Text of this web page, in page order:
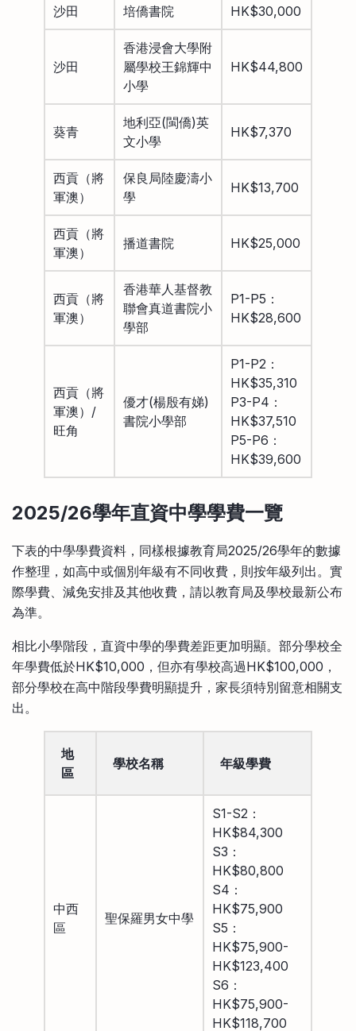
沙田 培僑書院 HK$30,000
沙田
香港浸會大學附
屬學校王錦輝中
小學
HK$44,800
葵青
地利亞(閩僑)英
文小學
HK$7,370
西貢（將
軍澳）
保良局陸慶濤小
學
HK$13,700
西貢（將
軍澳）
播道書院 HK$25,000
西貢（將
軍澳）
香港華人基督教
聯會真道書院小
學部
P1-P5：
HK$28,600
西貢（將
軍澳）/
旺角
優才(楊殷有娣)
書院小學部
P1-P2：
HK$35,310
P3-P4：
HK$37,510
P5-P6：
HK$39,600
2025/26學年直資中學學費一覽
下表的中學學費資料，同樣根據教育局2025/26學年的數據
作整理，如高中或個別年級有不同收費，則按年級列出。實
際學費、減免安排及其他收費，請以教育局及學校最新公布
為準。
相比小學階段，直資中學的學費差距更加明顯。部分學校全
年學費低於HK$10,000，但亦有學校高過HK$100,000，
部分學校在高中階段學費明顯提升，家長須特別留意相關支
出。
地
區
學校名稱 年級學費
中西
區
聖保羅男女中學
S1-S2：
HK$84,300
S3：
HK$80,800
S4：
HK$75,900
S5：
HK$75,900-
HK$123,400
S6：
HK$75,900-
HK$118,700